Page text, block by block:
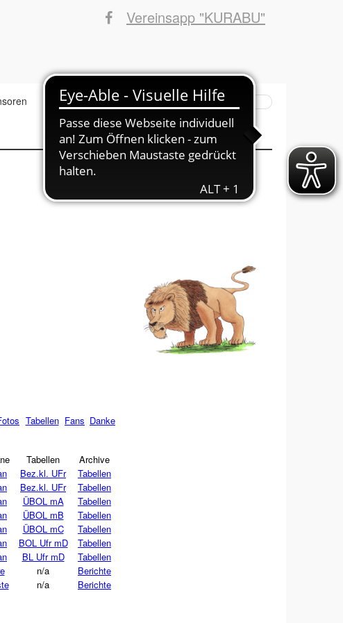
Vereinsapp "KURABU"
INFOs ins Haus Mitglied werden
Suchbegriffe
Tabellen Fans Danke
Tabellen
Archive
Bez.kl. UFr
Tabellen
Bez.kl. UFr
Tabellen
ÜBOL mA
Tabellen
ÜBOL mB
Tabellen
ÜBOL mC
Tabellen
BOL Ufr mD
Tabellen
BL Ufr mD
Tabellen
n/a
Berichte
n/a Berichte